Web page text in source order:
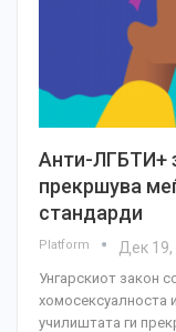
Анти-ЛГБТИ+
прекршува
стандарди
Platform Дек 19,
Унгарскиот закон
хомосексуалноста
училиштата ги